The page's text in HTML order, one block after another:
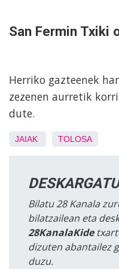
San Fermin Txiki
Herriko gazteenek
zezenen aurretik
dute.
JAIAK TOLOSA
Bilatu 28 Kanala
bilatzailean eta
28KanalaKide
dizuten abantailez
duzu.